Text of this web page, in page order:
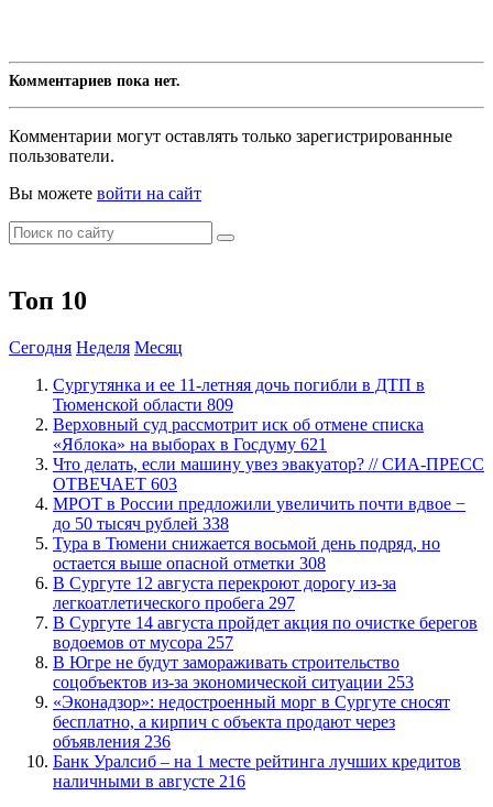
Комментариев пока нет.
Комментарии могут оставлять только зарегистрированные
пользователи.
Вы можете войти на сайт
Топ 10
Сегодня Неделя Месяц
Сургутянка и ее 11-летняя дочь погибли в ДТП в
Тюменской области 809
​Верховный суд рассмотрит иск об отмене списка
«Яблока» на выборах в Госдуму 621
​Что делать, если машину увез эвакуатор? // СИА-ПРЕСС
ОТВЕЧАЕТ 603
МРОТ в России предложили увеличить почти вдвое −
до 50 тысяч рублей 338
Тура в Тюмени снижается восьмой день подряд, но
остается выше опасной отметки 308
В Сургуте 12 августа перекроют дорогу из-за
легкоатлетического пробега 297
​В Сургуте 14 августа пройдет акция по очистке берегов
водоемов от мусора 257
В Югре не будут замораживать строительство
соцобъектов из-за экономической ситуации 253
​«Эконадзор»: недостроенный морг в Сургуте сносят
бесплатно, а кирпич с объекта продают через
объявления 236
​Банк Уралсиб – на 1 месте рейтинга лучших кредитов
наличными в августе 216